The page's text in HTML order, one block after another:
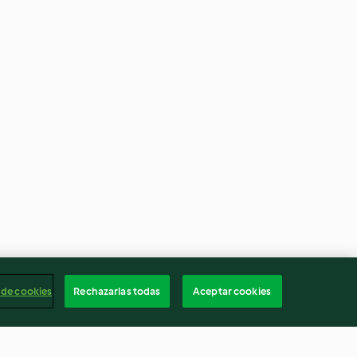
cookies Rechazarlas todas Aceptar cookies